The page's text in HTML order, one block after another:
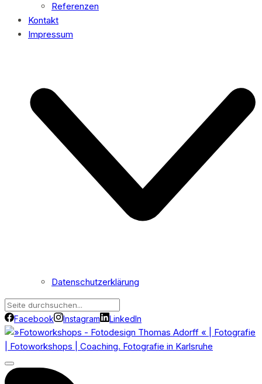
Referenzen
Kontakt
Impressum
Datenschutzerklärung
Facebook Instagram LinkedIn